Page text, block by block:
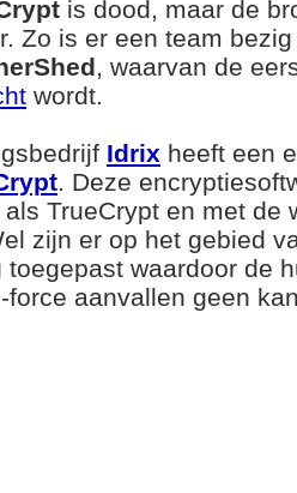
is dood, maar de
Zo is er een team
, waarvan de
wordt.
Idrix heeft een
. Deze
TrueCrypt en met de
zijn er op het gebied
toegepast waardoor de
force aanvallen geen